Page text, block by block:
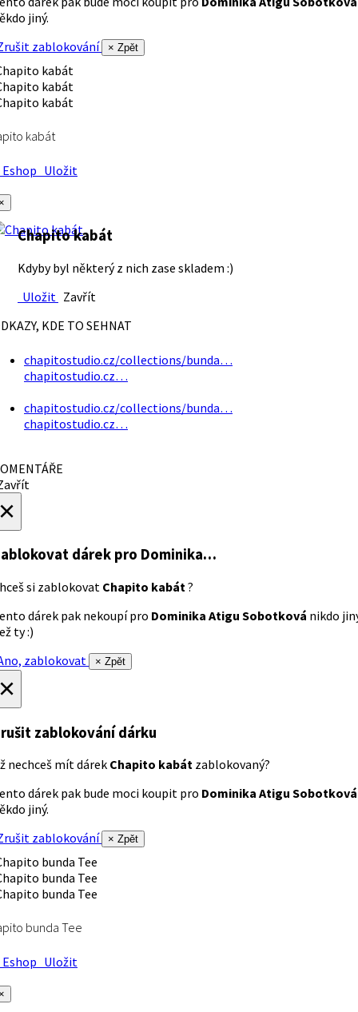
jiný.
zablokování
× Zpět
kabát
Uložit
Chapito kabát
Kdyby byl některý z nich zase skladem :)
Uložit Zavřít
KDE TO SEHNAT
chapitostudio.cz/collections/bunda…
chapitostudio.cz…
chapitostudio.cz/collections/bunda…
chapitostudio.cz…
dárek pro Dominika…
si zablokovat Chapito kabát ?
dárek pak nekoupí pro Dominika Atigu Sobotková nikdo
ty :)
zablokovat
× Zpět
zablokování dárku
nechceš mít dárek Chapito kabát zablokovaný?
dárek pak bude moci koupit pro Dominika Atigu Sobotková
jiný.
zablokování
× Zpět
bunda Tee
Uložit